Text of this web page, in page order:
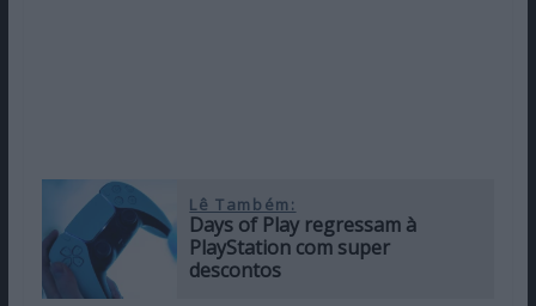
Lê Também:
Days of Play regressam à
PlayStation com super
descontos